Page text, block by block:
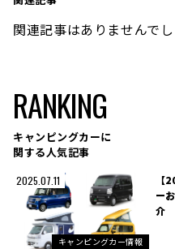
関連記事はありませんでし
RANKING
キャンピングカーに
関する人気記事
2025.07.11
キャンピングカー情報
【
ー
介